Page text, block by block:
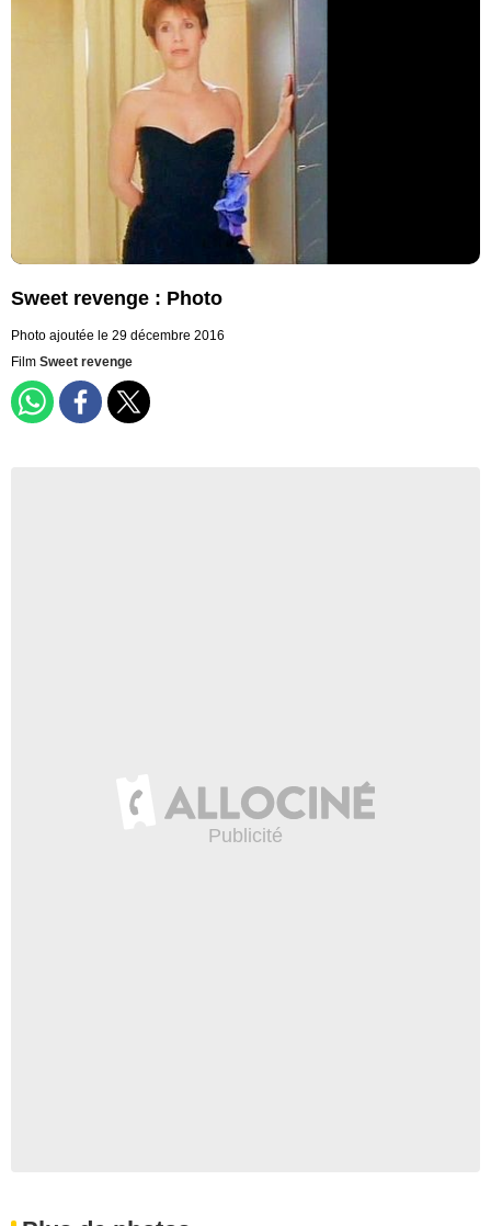
Sweet revenge : Photo
Photo ajoutée le 29 décembre 2016
Film Sweet revenge